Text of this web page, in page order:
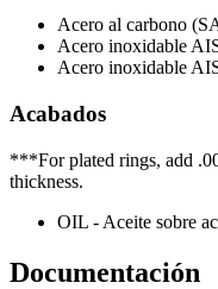
Acero al carbono
Acero inoxidable
Acero inoxidable
Acabados
***For plated rings, add
thickness.
OIL - Aceite sobre
Documentación